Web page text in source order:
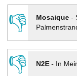
👎
Mosaique-
👎
N2E- In